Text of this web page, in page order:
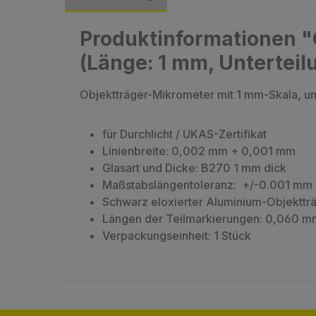
Produktinformationen
(Länge: 1 mm,
Objektträger-Mikrometer mit 1 mm-Skala,
für Durchlicht / UKAS-Zertifikat
Linienbreite: 0,002 mm + 0,001 mm
Glasart und Dicke: B270 1 mm dick
Maßstabslängentoleranz: +/-0.001 mm
Schwarz eloxierter Aluminium-
Längen der Teilmarkierungen: 0,060
Verpackungseinheit: 1 Stück